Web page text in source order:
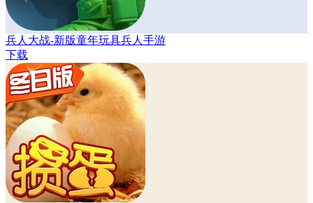
兵人大战-新版童年玩具兵人手游
下载